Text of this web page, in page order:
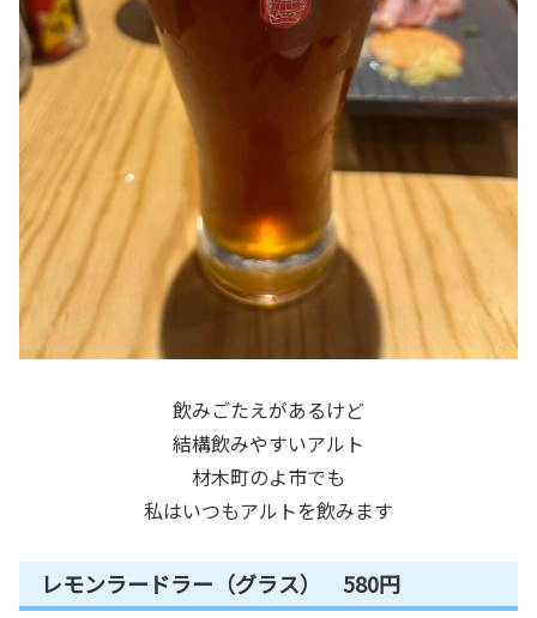
飲みごたえがあるけど
結構飲みやすいアルト
材木町のよ市でも
私はいつもアルトを飲みます
レモンラードラー（グラス） 580円